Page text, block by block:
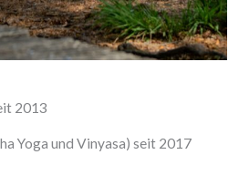
2013
Yoga und Vinyasa) seit 2017